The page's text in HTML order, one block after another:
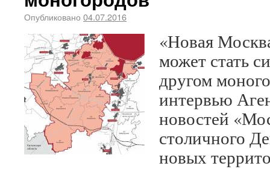
Опубликовано 04.07.2016
«Новая
может стать
другом
интервью
новостей
столичного
новых